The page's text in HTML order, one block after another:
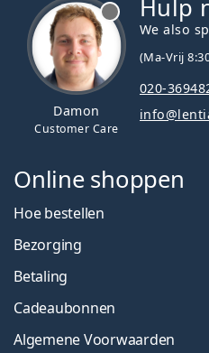
Damon
Customer Care
Hulp
We also
(Ma-Vrij
020-
Online shoppen
Hoe bestellen
Bezorging
Betaling
Cadeaubonnen
Algemene Voorwaarden